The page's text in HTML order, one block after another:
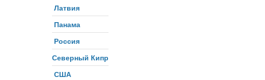
Латвия
Панама
Россия
Северный Кипр
США